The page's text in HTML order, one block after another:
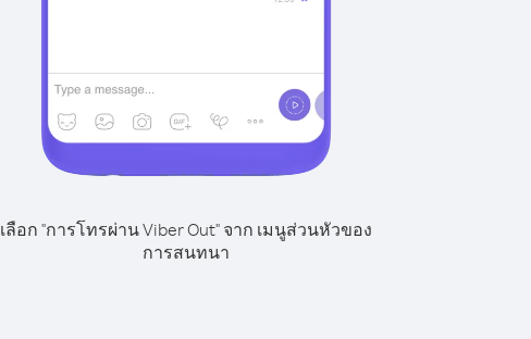
เลือก "การโทรผ่าน Viber Out" จาก เมนูส่วนหัวของ
การสนทนา